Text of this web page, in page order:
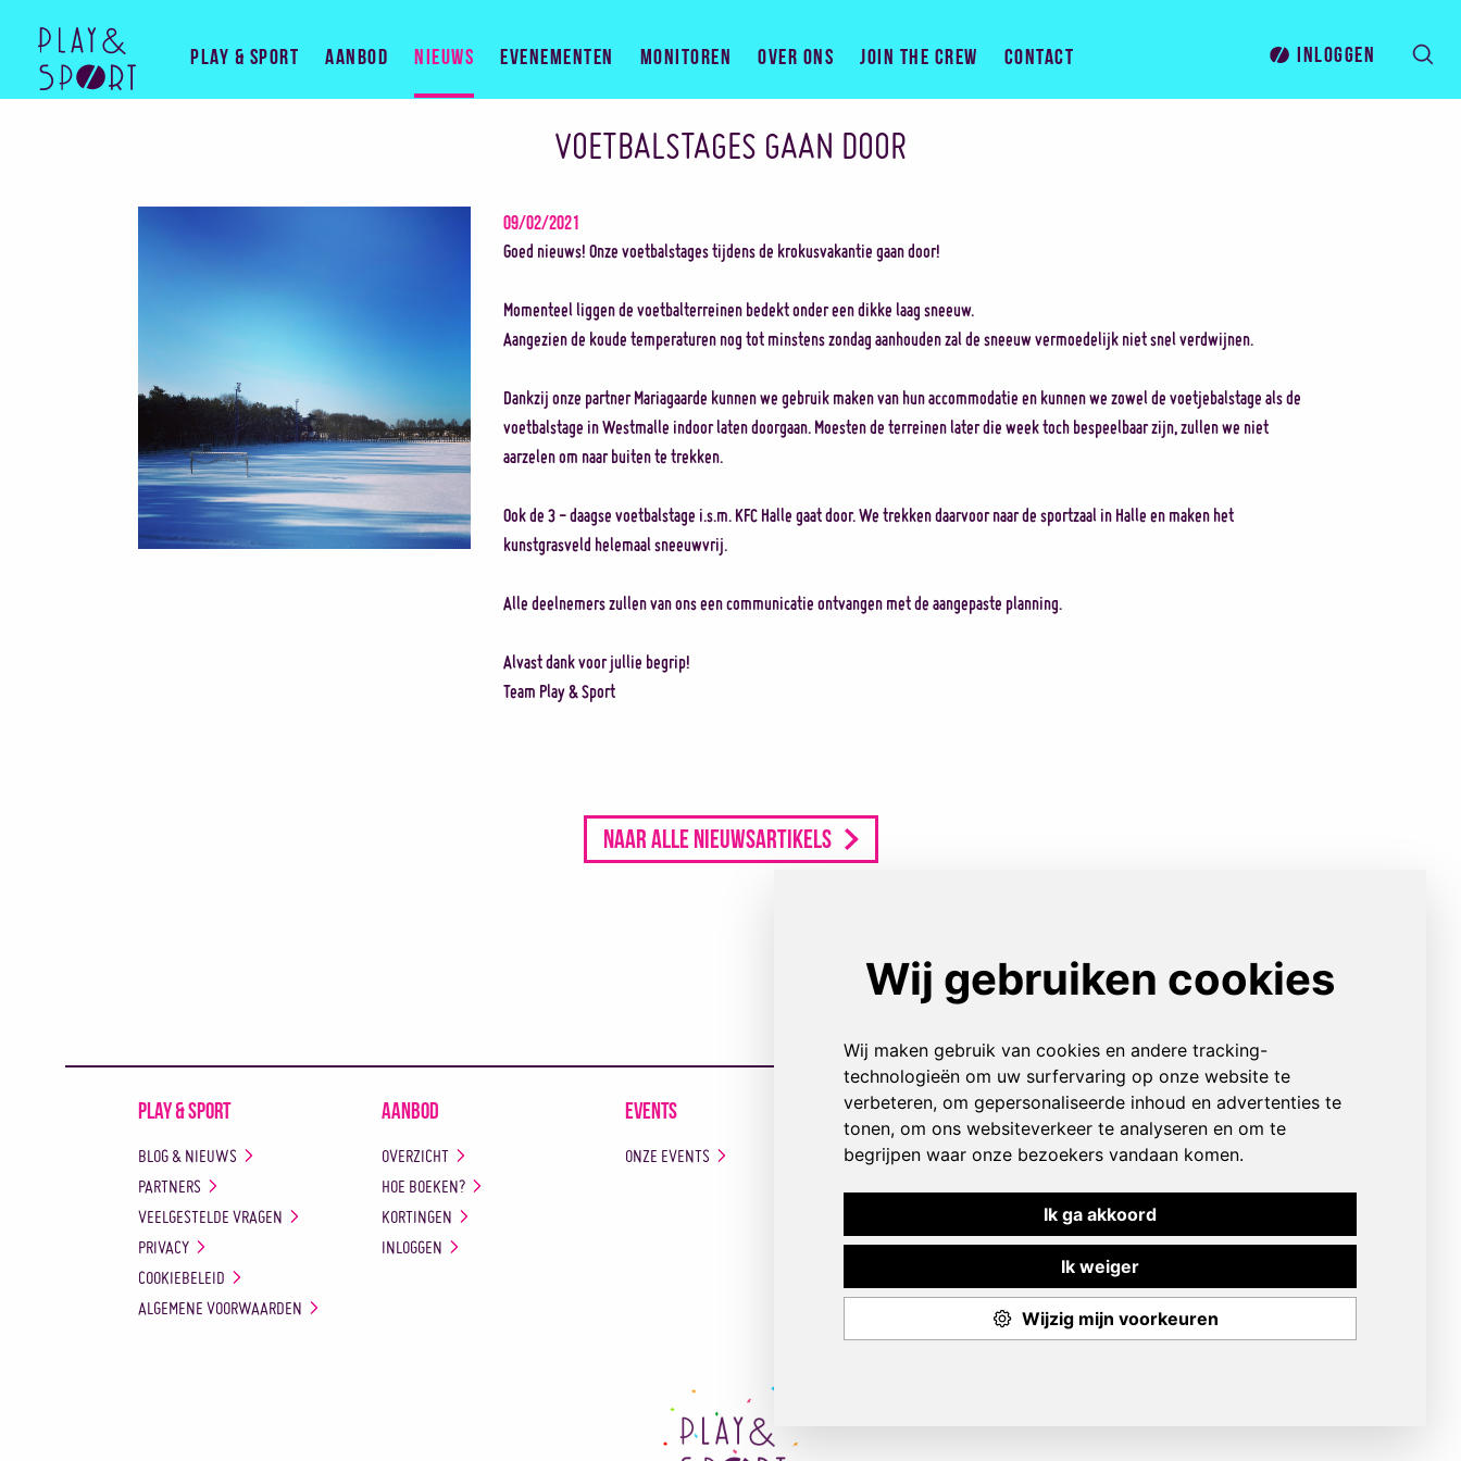
Play & Sport Aanbod Nieuws Evenementen Monitoren Over ons Join the crew Contact Inloggen
VOETBALSTAGES GAAN DOOR
09/02/2021
Goed nieuws! Onze voetbalstages tijdens de krokusvakantie gaan door!
Momenteel liggen de voetbalterreinen bedekt onder een dikke laag sneeuw.
Aangezien de koude temperaturen nog tot minstens zondag aanhouden zal de sneeuw vermoedelijk niet snel verdwijnen.
Dankzij onze partner Mariagaarde kunnen we gebruik maken van hun accommodatie en kunnen we zowel de voetjebalstage als de
voetbalstage in Westmalle indoor laten doorgaan. Moesten de terreinen later die week toch bespeelbaar zijn, zullen we niet
aarzelen om naar buiten te trekken.
Ook de 3 - daagse voetbalstage i.s.m. KFC Halle gaat door. We trekken daarvoor naar de sportzaal in Halle en maken het
kunstgrasveld helemaal sneeuwvrij.
Alle deelnemers zullen van ons een communicatie ontvangen met de aangepaste planning.
Alvast dank voor jullie begrip!
Team Play & Sport
Naar alle nieuwsartikels
Play & Sport
BLOG & NIEUWS
PARTNERS
VEELGESTELDE VRAGEN
PRIVACY
COOKIEBELEID
ALGEMENE VOORWAARDEN
Aanbod
OVERZICHT
HOE BOEKEN?
KORTINGEN
INLOGGEN
Events
ONZE EVENTS
Monitoren
MONITORENPLATFORM
Over ons
CONTACTFORMULIER
ONZE LOCATIES
VACATURES